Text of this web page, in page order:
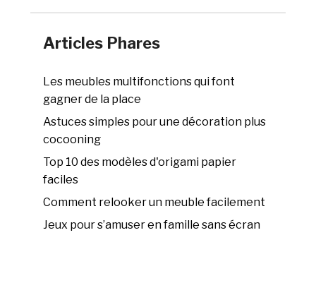
Articles Phares
Les meubles multifonctions qui font
gagner de la place
Astuces simples pour une décoration plus
cocooning
Top 10 des modèles d'origami papier
faciles
Comment relooker un meuble facilement
Jeux pour s’amuser en famille sans écran